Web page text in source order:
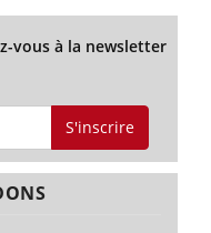
vous à la newsletter
S'inscrire